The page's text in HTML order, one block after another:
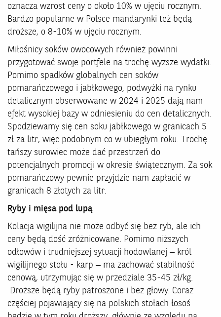
oznacza wzrost ceny o około 10% w ujęciu rocznym.
Bardzo popularne w Polsce mandarynki też będą
droższe, o 8-10% w ujęciu rocznym.
Miłośnicy soków owocowych również powinni
przygotować swoje portfele na trochę wyższe wydatki.
Pomimo spadków globalnych cen soków
pomarańczowego i jabłkowego, podwyżki na rynku
detalicznym obserwowane w 2024 i 2025 dają nam
efekt wysokiej bazy w odniesieniu do cen detalicznych.
Spodziewamy się cen soku jabłkowego w granicach 5
zł za litr, więc podobnym co w ubiegłym roku. Trochę
tańszy surowiec może dać przestrzeń do
potencjalnych promocji w okresie świątecznym. Za sok
pomarańczowy pewnie przyjdzie nam zapłacić w
granicach 8 złotych za litr.
Ryby i mięsa pod lupą
Kolacja wigilijna nie może odbyć się bez ryb, ale ich
ceny będą dość zróżnicowane. Pomimo niższych
odłowów i trudniejszej sytuacji hodowlanej – król
wigilijnego stołu - karp – ma zachować stabilność
cenową, utrzymując się w przedziale 35-45 zł/kg.
Droższe będą ryby patroszone i bez głowy. Coraz
częściej pojawiający się na polskich stołach łosoś